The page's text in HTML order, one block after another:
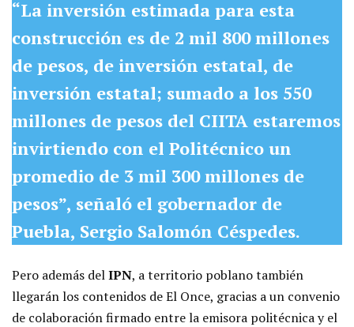
“La inversión estimada para esta
construcción es de 2 mil 800 millones
de pesos, de inversión estatal, de
inversión estatal; sumado a los 550
millones de pesos del CIITA estaremos
invirtiendo con el Politécnico un
promedio de 3 mil 300 millones de
pesos”, señaló el gobernador de
Puebla, Sergio Salomón Céspedes.
Pero además delIPN, a territorio poblano también
llegarán los contenidos de El Once, gracias a un convenio
de colaboración firmado entre la emisora politécnica y el